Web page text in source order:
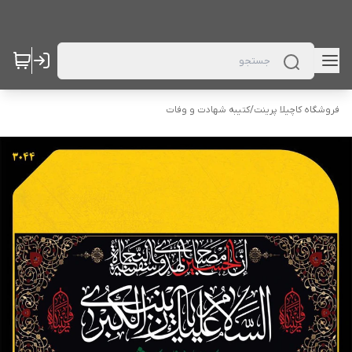
فروشگاه کاچیلا پرینت/کتیبه شهادت و وفات